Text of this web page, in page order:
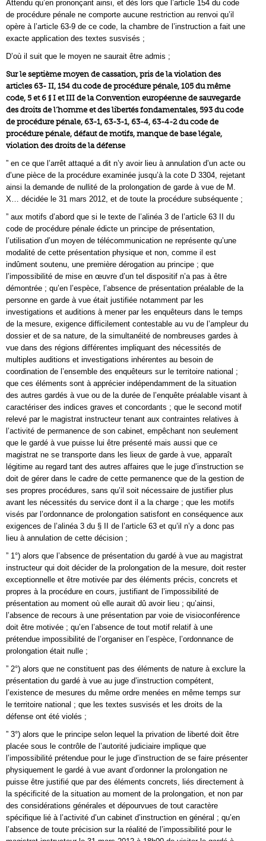
Attendu qu’en prononçant ainsi, et dès lors que l’article 154 du code
de procédure pénale ne comporte aucune restriction au renvoi qu’il
opère à l’article 63-9 de ce code, la chambre de l’instruction a fait une
exacte application des textes susvisés ;
D’où il suit que le moyen ne saurait être admis ;
Sur le septième moyen de cassation, pris de la violation des
articles 63- II, 154 du code de procédure pénale, 105 du même
code, 5 et 6 § I et III de la Convention européenne de sauvegarde
des droits de l’homme et des libertés fondamentales, 593 du code
de procédure pénale, 63-1, 63-3-1, 63-4, 63-4-2 du code de
procédure pénale, défaut de motifs, manque de base légale,
violation des droits de la défense
” en ce que l’arrêt attaqué a dit n’y avoir lieu à annulation d’un acte ou
d’une pièce de la procédure examinée jusqu’à la cote D 3304, rejetant
ainsi la demande de nullité de la prolongation de garde à vue de M.
X… décidée le 31 mars 2012, et de toute la procédure subséquente ;
” aux motifs d’abord que si le texte de l’alinéa 3 de l’article 63 II du
code de procédure pénale édicte un principe de présentation,
l’utilisation d’un moyen de télécommunication ne représente qu’une
modalité de cette présentation physique et non, comme il est
indûment soutenu, une première dérogation au principe ; que
l’impossibilité de mise en œuvre d’un tel dispositif n’a pas à être
démontrée ; qu’en l’espèce, l’absence de présentation préalable de la
personne en garde à vue était justifiée notamment par les
investigations et auditions à mener par les enquêteurs dans le temps
de la mesure, exigence difficilement contestable au vu de l’ampleur du
dossier et de sa nature, de la simultanéité de nombreuses gardes à
vue dans des régions différentes impliquant des nécessités de
multiples auditions et investigations inhérentes au besoin de
coordination de l’ensemble des enquêteurs sur le territoire national ;
que ces éléments sont à apprécier indépendamment de la situation
des autres gardés à vue ou de la durée de l’enquête préalable visant à
caractériser des indices graves et concordants ; que le second motif
relevé par le magistrat instructeur tenant aux contraintes relatives à
l’activité de permanence de son cabinet, empêchant non seulement
que le gardé à vue puisse lui être présenté mais aussi que ce
magistrat ne se transporte dans les lieux de garde à vue, apparaît
légitime au regard tant des autres affaires que le juge d’instruction se
doit de gérer dans le cadre de cette permanence que de la gestion de
ses propres procédures, sans qu’il soit nécessaire de justifier plus
avant les nécessités du service dont il a la charge ; que les motifs
visés par l’ordonnance de prolongation satisfont en conséquence aux
exigences de l’alinéa 3 du § II de l’article 63 et qu’il n’y a donc pas
lieu à annulation de cette décision ;
” 1°) alors que l’absence de présentation du gardé à vue au magistrat
instructeur qui doit décider de la prolongation de la mesure, doit rester
exceptionnelle et être motivée par des éléments précis, concrets et
propres à la procédure en cours, justifiant de l’impossibilité de
présentation au moment où elle aurait dû avoir lieu ; qu’ainsi,
l’absence de recours à une présentation par voie de visioconférence
doit être motivée ; qu’en l’absence de tout motif relatif à une
prétendue impossibilité de l’organiser en l’espèce, l’ordonnance de
prolongation était nulle ;
” 2°) alors que ne constituent pas des éléments de nature à exclure la
présentation du gardé à vue au juge d’instruction compétent,
l’existence de mesures du même ordre menées en même temps sur
le territoire national ; que les textes susvisés et les droits de la
défense ont été violés ;
” 3°) alors que le principe selon lequel la privation de liberté doit être
placée sous le contrôle de l’autorité judiciaire implique que
l’impossibilité prétendue pour le juge d’instruction de se faire présenter
physiquement le gardé à vue avant d’ordonner la prolongation ne
puisse être justifié que par des éléments concrets, liés directement à
la spécificité de la situation au moment de la prolongation, et non par
des considérations générales et dépourvues de tout caractère
spécifique lié à l’activité d’un cabinet d’instruction en général ; qu’en
l’absence de toute précision sur la réalité de l’impossibilité pour le